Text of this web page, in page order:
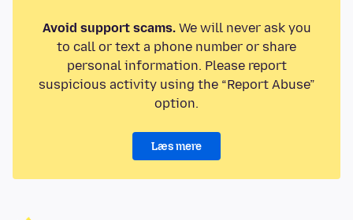
Avoid support scams.We will never ask you
to call or text a phone number or share
personal information. Please report
suspicious activity using the “Report Abuse”
option.
Læs mere